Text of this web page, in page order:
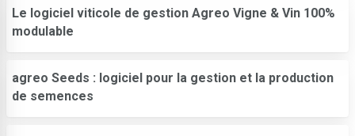
Le logiciel viticole de gestion Agreo Vigne & Vin 100%
modulable
agreo Seeds : logiciel pour la gestion et la production
de semences